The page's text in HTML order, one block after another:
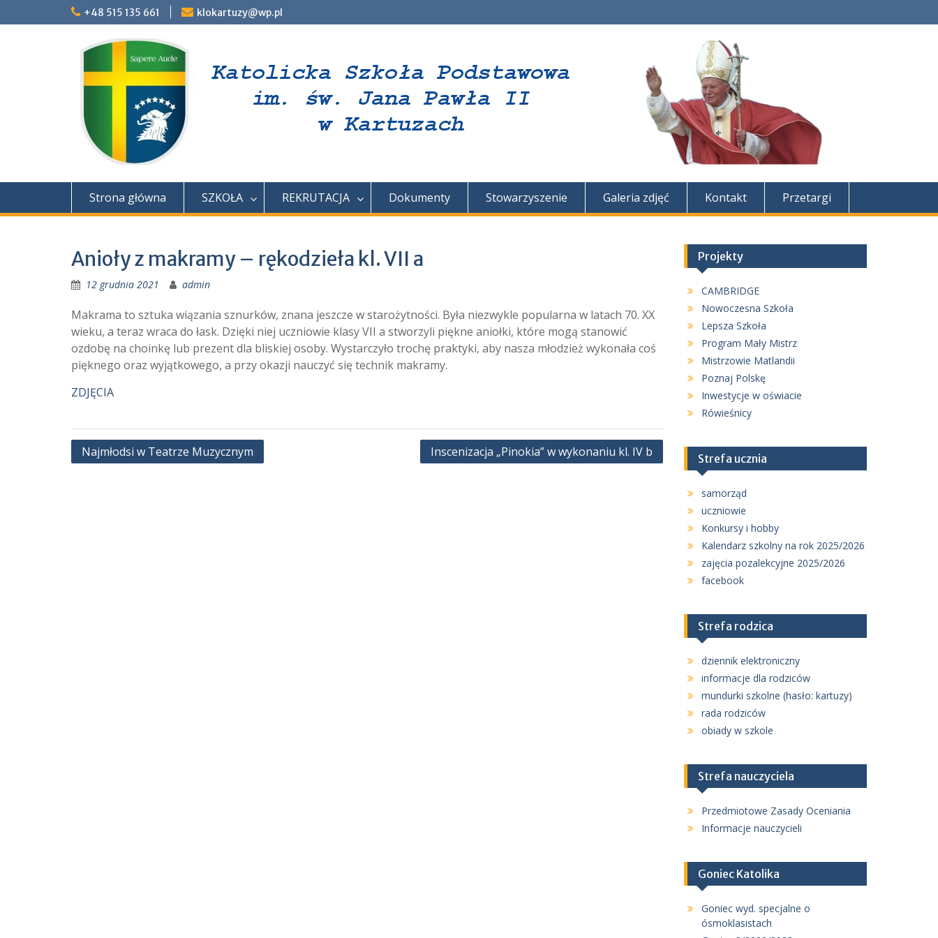
to
+48 515 135 661 klokartuzy@wp.pl
Strona główna SZKOŁA REKRUTACJA Dokumenty Stowarzyszenie Galeria zdjęć Kontakt Przetargi
Anioły z makramy – rękodzieła kl. VII a
12 grudnia 2021 admin
Makrama to sztuka wiązania sznurków, znana jeszcze w starożytności. Była niezwykle popularna w latach 70. XX
wieku, a teraz wraca do łask. Dzięki niej uczniowie klasy VII a stworzyli piękne aniołki, które mogą stanowić
ozdobę na choinkę lub prezent dla bliskiej osoby. Wystarczyło trochę praktyki, aby nasza młodzież wykonała coś
pięknego oraz wyjątkowego, a przy okazji nauczyć się technik makramy.
ZDJĘCIA
Nawigacja
Najmłodsi w Teatrze Muzycznym Inscenizacja „Pinokia” w wykonaniu kl. IV b
Projekty
CAMBRIDGE
Nowoczesna Szkoła
Lepsza Szkoła
Program Mały Mistrz
Mistrzowie Matlandii
Poznaj Polskę
Inwestycje w oświacie
Rówieśnicy
Strefa ucznia
samorząd
uczniowie
Konkursy i hobby
Kalendarz szkolny na rok 2025/2026
zajęcia pozalekcyjne 2025/2026
facebook
Strefa rodzica
dziennik elektroniczny
informacje dla rodziców
mundurki szkolne (hasło: kartuzy)
rada rodziców
obiady w szkole
Strefa nauczyciela
Przedmiotowe Zasady Oceniania
Informacje nauczycieli
Goniec Katolika
Goniec wyd. specjalne o
ósmoklasistach